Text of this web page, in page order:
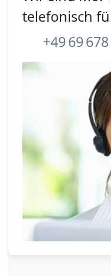
telefonisch
+49 69